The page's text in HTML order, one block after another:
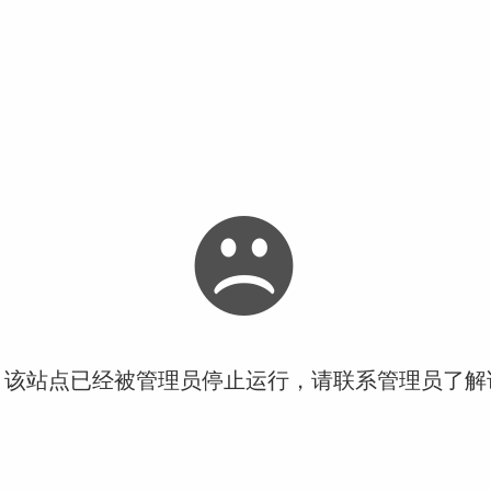
站点已经被管理员停止运行，请联系管理员了